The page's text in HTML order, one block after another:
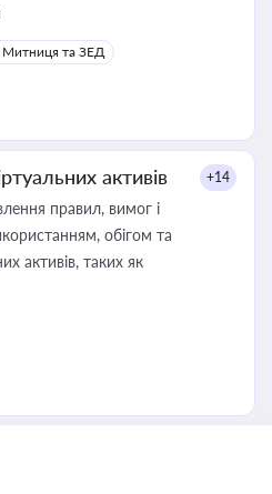
Митниця та ЗЕД
активів +14
правил, вимог і
обігом та
активів, таких як